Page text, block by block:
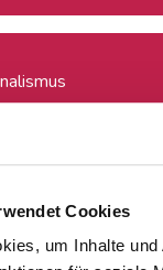
Cookies
um Inhalte und